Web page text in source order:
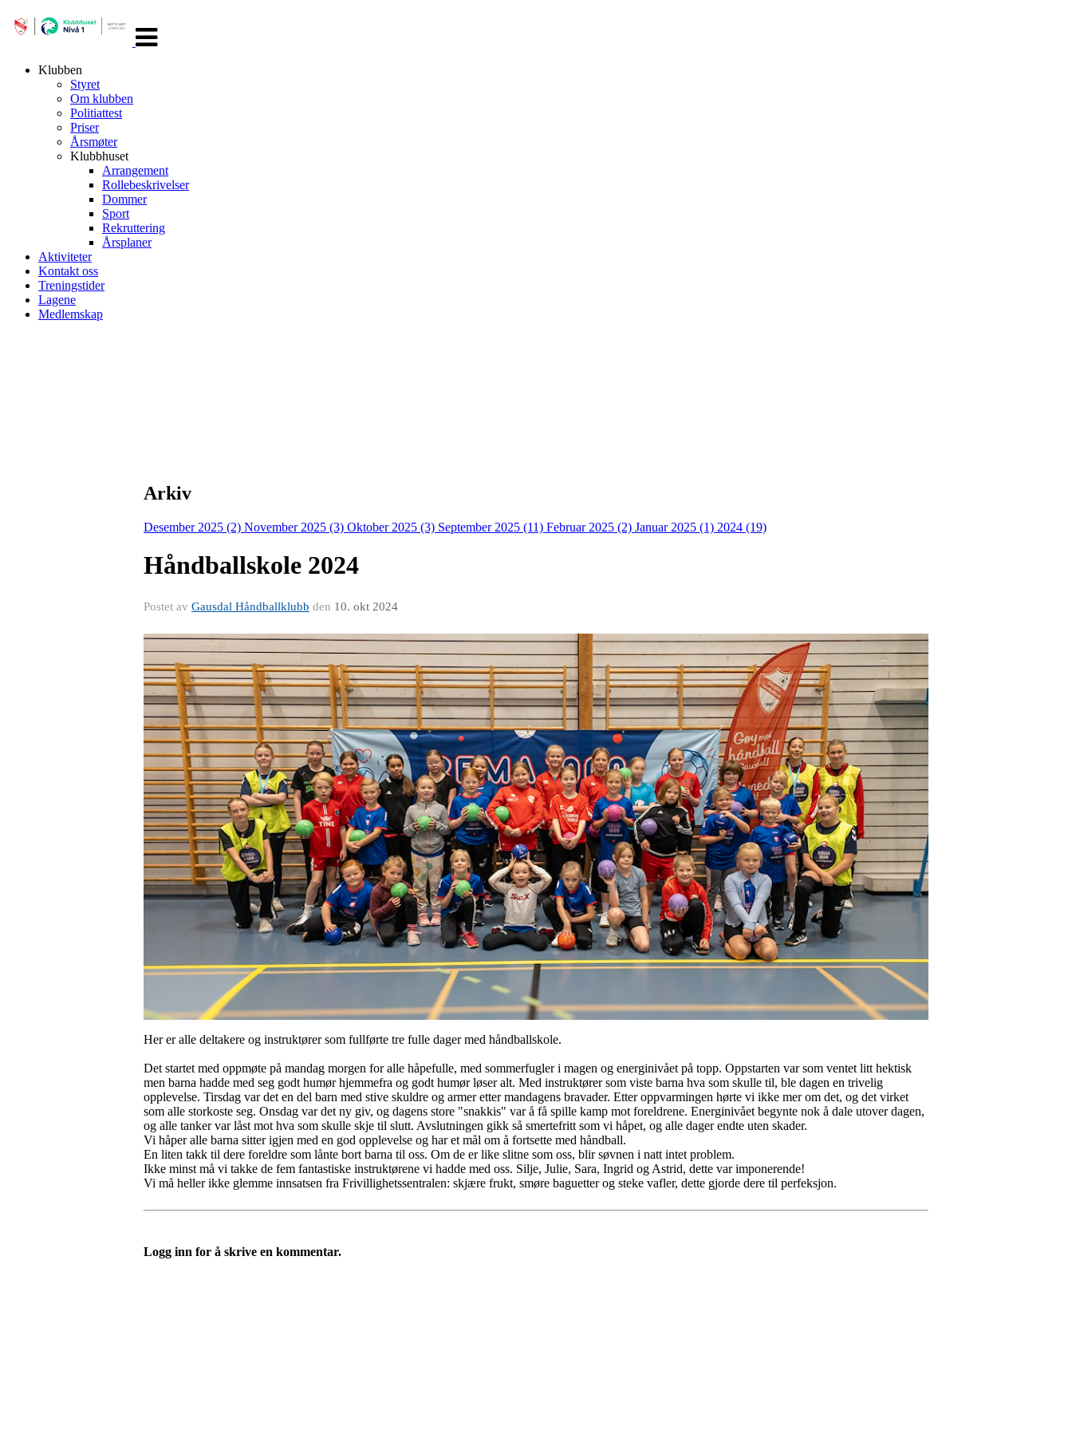
navigasjon
Klubben
Styret
Om klubben
Politiattest
Priser
Årsmøter
Klubbhuset
Arrangement
Rollebeskrivelser
Dommer
Sport
Rekruttering
Årsplaner
Aktiviteter
Kontakt oss
Treningstider
Lagene
Medlemskap
Arkiv
Desember 2025 (2) November 2025 (3) Oktober 2025 (3) September 2025 (11) Februar 2025 (2) Januar 2025 (1) 2024 (19)
Håndballskole 2024
Postet av Gausdal Håndballklubb den 10. okt 2024
Her er alle deltakere og instruktører som fullførte tre fulle dager med håndballskole.
Det startet med oppmøte på mandag morgen for alle håpefulle, med sommerfugler i magen og energinivået på topp. Oppstarten var som ventet litt hektisk
men barna hadde med seg godt humør hjemmefra og godt humør løser alt. Med instruktører som viste barna hva som skulle til, ble dagen en trivelig
opplevelse. Tirsdag var det en del barn med stive skuldre og armer etter mandagens bravader. Etter oppvarmingen hørte vi ikke mer om det, og det virket
som alle storkoste seg. Onsdag var det ny giv, og dagens store "snakkis" var å få spille kamp mot foreldrene. Energinivået begynte nok å dale utover dagen,
og alle tanker var låst mot hva som skulle skje til slutt. Avslutningen gikk så smertefritt som vi håpet, og alle dager endte uten skader.
Vi håper alle barna sitter igjen med en god opplevelse og har et mål om å fortsette med håndball.
En liten takk til dere foreldre som lånte bort barna til oss. Om de er like slitne som oss, blir søvnen i natt intet problem.
Ikke minst må vi takke de fem fantastiske instruktørene vi hadde med oss. Silje, Julie, Sara, Ingrid og Astrid, dette var imponerende!
Vi må heller ikke glemme innsatsen fra Frivillighetssentralen: skjære frukt, smøre baguetter og steke vafler, dette gjorde dere til perfeksjon.
Logg inn for å skrive en kommentar.